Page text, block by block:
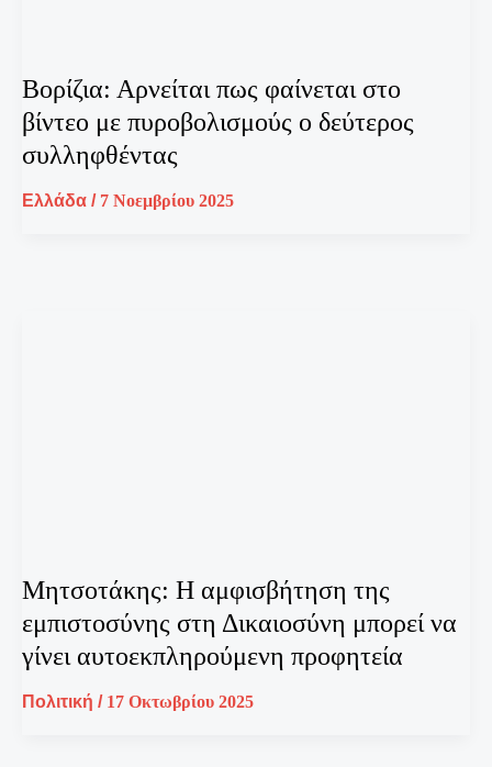
Βορίζια: Αρνείται πως φαίνεται στο
βίντεο με πυροβολισμούς ο δεύτερος
συλληφθέντας
Ελλάδα / 7 Νοεμβρίου 2025
Μητσοτάκης: Η αμφισβήτηση της
εμπιστοσύνης στη Δικαιοσύνη μπορεί να
γίνει αυτοεκπληρούμενη προφητεία
Πολιτική / 17 Οκτωβρίου 2025